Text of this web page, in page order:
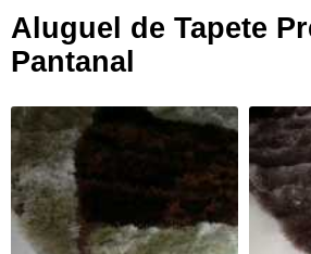
Aluguel de Tapete
Pantanal